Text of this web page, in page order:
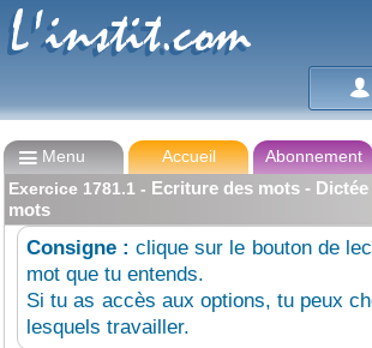

L'instit.com
L'instit.com
Menu Accueil
Abonnement
Exercice 1781.1 - Ecriture des mots - Dictée
mots
Consigne :clique sur le bouton de
mot que tu entends.
Si tu as accès aux options, tu peux
lesquels travailler.